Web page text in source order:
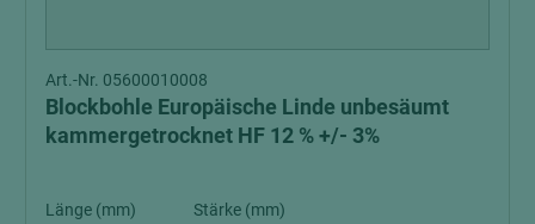
Art.-Nr. 05600010008
Blockbohle Europäische Linde unbesäumt
kammergetrocknet HF 12 % +/- 3%
Länge (mm)
Stärke (mm)